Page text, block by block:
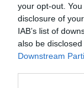
your opt-out.
disclosure of
IAB’s list of
also be
Downstream
Μαρία
Πολιτιστικού-